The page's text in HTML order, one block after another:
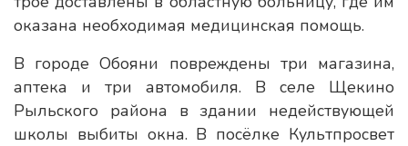
оказана необходимая медицинская помощь.
В городе Обояни повреждены три магазина,
аптека и три автомобиля. В селе Щекино
Рыльского района в здании недействующей
школы выбиты окна. В посёлке Культпросвет